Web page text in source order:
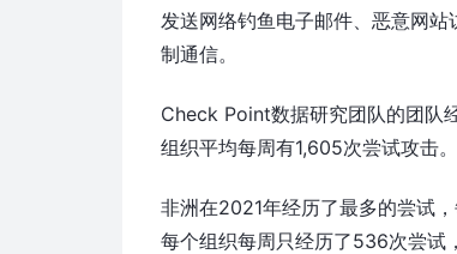
发送网络钓鱼电子邮件、恶意网
制通信。
Check Point数据研究团队的团队
组织平均每周有1,605次尝试攻击。
非洲在2021年经历了最多的尝试
每个组织每周只经历了536次尝试